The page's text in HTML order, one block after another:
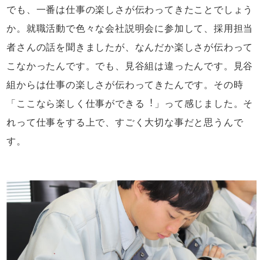
でも、一番は仕事の楽しさが伝わってきたことでしょう
か。就職活動で色々な会社説明会に参加して、採用担当
者さんの話を聞きましたが、なんだか楽しさが伝わって
こなかったんです。でも、見谷組は違ったんです。見谷
組からは仕事の楽しさが伝わってきたんです。その時
「ここなら楽しく仕事ができる︕」って感じました。そ
れって仕事をする上で、すごく大切な事だと思うんで
す。